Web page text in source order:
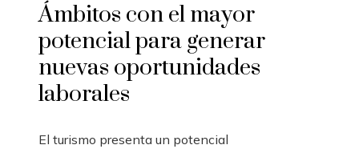
Ámbitos con el mayor
potencial para generar
nuevas oportunidades
laborales
El turismo presenta un potencial